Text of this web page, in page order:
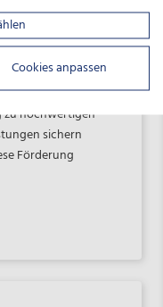
und regionale
und
und
werden
zu hochwertigen
sichern
Förderung
Cookies anpassen